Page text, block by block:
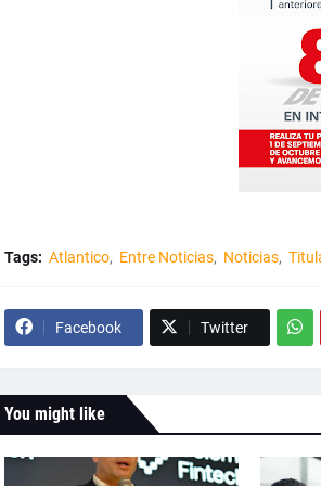
Tags: Atlantico Entre Noticias Noticias
Facebook Twitter
You might like